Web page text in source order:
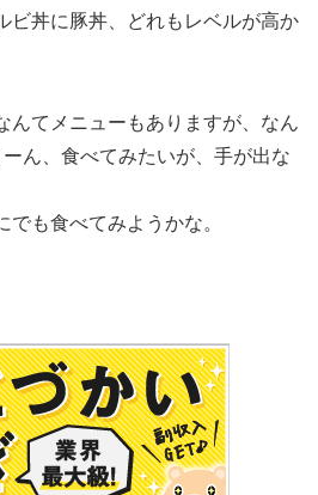
ビ丼に豚丼、どれもレベルが高か
んてメニューもありますが、なん
ん、食べてみたいが、手が出な
も食べてみようかな。